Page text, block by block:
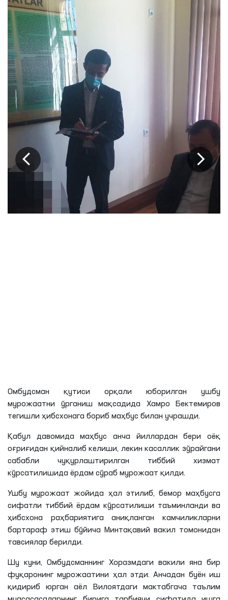
Омбудсман қутиси орқали юборилган ушбу
мурожаатни ўрганиш мақсадида Хамро Бектемиров
тегишли ҳибсхонага бориб маҳбус билан учрашди.
Қабул давомида маҳбус анча йиллардан бери оёқ
оғриғидан қийналиб келиши, лекин касаллик зўрайгани
сабабли чуқурлаштирилган тиббий хизмат
кўрсатилишида ёрдам сўраб мурожаат қилди.
Ушбу мурожаат жойида ҳал этилиб, бемор маҳбусга
сифатли тиббий ёрдам кўрсатилиши таъминланди ва
ҳибсхона раҳбариятига аниқланган камчиликларни
бартараф этиш бўйича Минтақавий вакил томонидан
тавсиялар берилди.
Шу куни, Омбудсманнинг Хоразмдаги вакили яна бир
фуқаронинг мурожаатини ҳал этди. Анчадан буён иш
қидириб юрган аёл Вилоятдаги мактабгача таълим